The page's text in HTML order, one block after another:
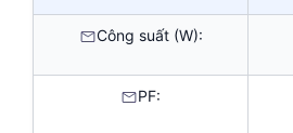
Công suất (W):
PF: